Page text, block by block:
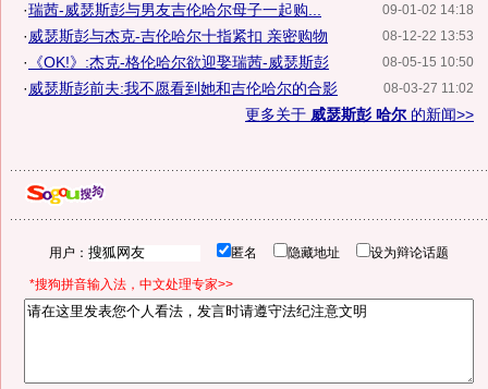
09-01-02 14:18
·瑞茜-威瑟斯彭与男友吉伦哈尔母子一起购...
08-12-22 13:53
· 威瑟斯彭与杰克-吉伦哈尔十指紧扣 亲密购物
08-05-15 10:50
· 《OK!》:杰克-格伦哈尔欲迎娶瑞茜-威瑟斯彭
08-03-27 11:02
· 威瑟斯彭前夫:我不愿看到她和吉伦哈尔的合影
更多关于 威瑟斯彭 哈尔 的新闻>>
用户： 匿名 隐藏地址 设为辩论话题
*搜狗拼音输入法，中文处理专家>>